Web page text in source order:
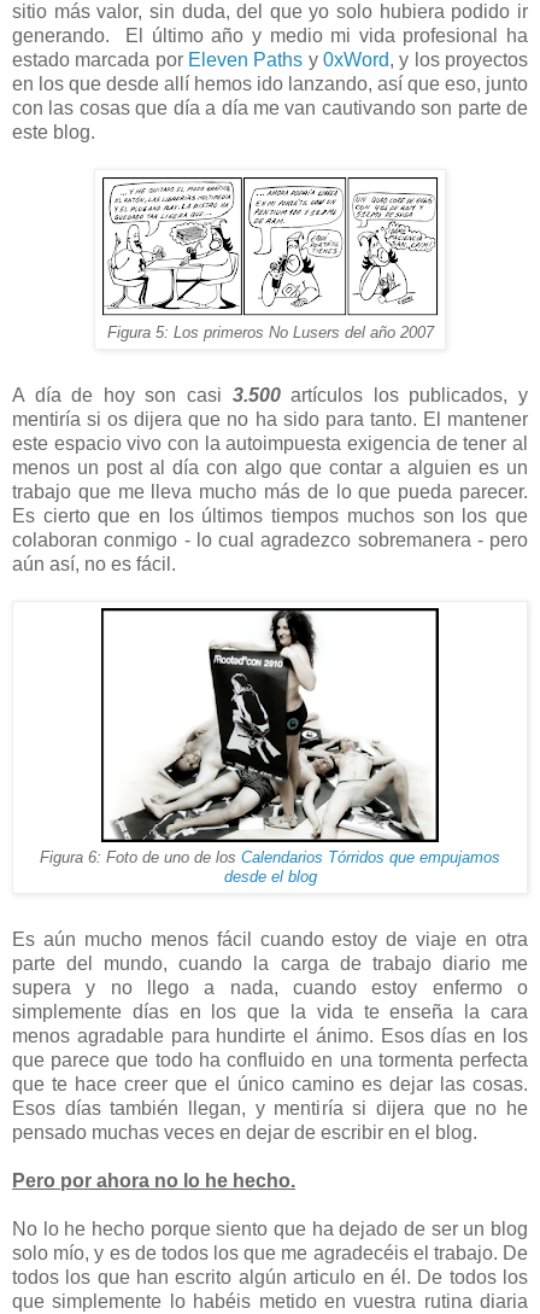
sitio más valor, sin duda, del que yo solo hubiera podido ir
generando. El último año y medio mi vida profesional ha
estado marcada por Eleven Paths y0xWord, y los proyectos
en los que desde allí hemos ido lanzando, así que eso, junto
con las cosas que día a día me van cautivando son parte de
este blog.
Figura 5: Los primeros No Lusers del año 2007
A día de hoy son casi 3.500artículos los publicados, y
mentiría si os dijera que no ha sido para tanto. El mantener
este espacio vivo con la autoimpuesta exigencia de tener al
menos un post al día con algo que contar a alguien es un
trabajo que me lleva mucho más de lo que pueda parecer.
Es cierto que en los últimos tiempos muchos son los que
colaboran conmigo - lo cual agradezco sobremanera - pero
aún así, no es fácil.
Figura 6: Foto de uno de los Calendarios Tórridos que empujamos
desde el blog
Es aún mucho menos fácil cuando estoy de viaje en otra
parte del mundo, cuando la carga de trabajo diario me
supera y no llego a nada, cuando estoy enfermo o
simplemente días en los que la vida te enseña la cara
menos agradable para hundirte el ánimo. Esos días en los
que parece que todo ha confluido en una tormenta perfecta
que te hace creer que el único camino es dejar las cosas.
Esos días también llegan, y mentiría si dijera que no he
pensado muchas veces en dejar de escribir en el blog.
Pero por ahora no lo he hecho.
No lo he hecho porque siento que ha dejado de ser un blog
solo mío, y es de todos los que me agradecéis el trabajo. De
todos los que han escrito algún articulo en él. De todos los
que simplemente lo habéis metido en vuestra rutina diaria